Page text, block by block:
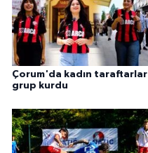
Çorum'da kadın taraftarlar
grup kurdu